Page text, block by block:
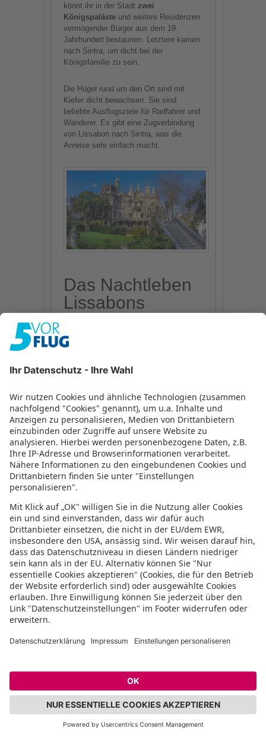
könnt ihr in der Stadt zwei
Königspalästeund weitere Residenzen
vermögender Bürger aus dem 19.
Jahrhundert bestaunen. Letztere kamen
nach Sintra, um dicht bei der
Königsfamilie zu sein.
Die Hügel rund um den Ort sind mit
Kiefer dicht bewachsen. Sie sind
beliebte Ausflugsziele für Radfahrer und
Wanderer. Es gibt eine Zugverbindung
von Lissabon nach Sintra, was die
Anreise sehr einfach macht.
Das Nachtleben
Lissabons
es wie die Einheimischen einzuläuten,
do Admastorsetzen. Von dort habt ihr
einen eindrucksvollen Blick über den
Abend auf die warmen Steinstufen, um
zu plaudern und ein Bier zu trinken.
Nach Mitternacht erweckt das Leben im
hochgelegenen AltstadtviertelBairro
Alto. Die Bars, Kneipen und Clubs in
diesem historischen Viertel sind klein,
aber gerade dies macht sie für viele
Lissabonner so reizvoll. Das Getümmel
ist Teil des Spaßes.
Viele der Lokale haben sich in derRua
da Atalaiaangesiedelt. Die Fenster sind
offen, sodass Musik stets hinausdrängt.
Für jeden Musikgeschmack ist etwas
dabei. Ein weiteres Ausgehviertel sind
die Lagerhallen am Hafen bzw. die
Docas, in denen bis in die
Morgenstunden getanzt wird.
Neben den Docas und dem Bairro Alto